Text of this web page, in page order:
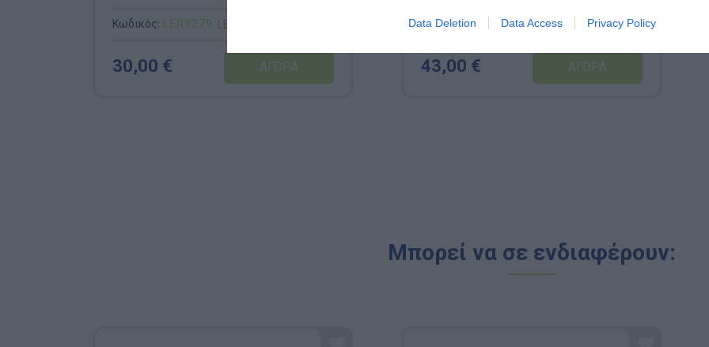
Data Deletion Data Access Privacy Policy
Κωδικός: LΕR9279 LEARNING RESOURCES
30,00 €
(Κωδ. 345127)
Κωδικός:345127 NATHAN
43,00 €
Μπορεί να σε ενδιαφέρουν: